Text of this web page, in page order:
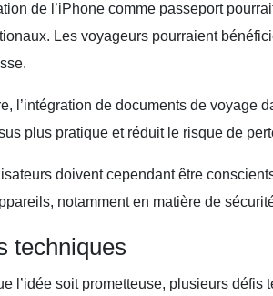
de l’iPhone comme passeport
Les voyageurs pourraient
l’intégration de documents de voyage
plus pratique et réduit le risque de
doivent cependant être
notamment en matière de
techniques
l’idée soit prometteuse, plusieurs défis